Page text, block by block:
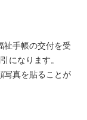
祉手帳の交付を受
になります。
写真を貼ることが